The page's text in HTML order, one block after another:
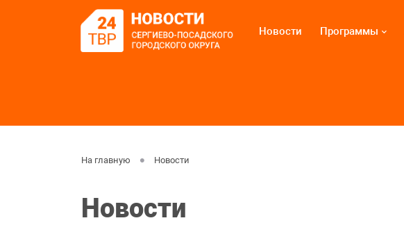
Новости Программы
На главную Новости
Новости